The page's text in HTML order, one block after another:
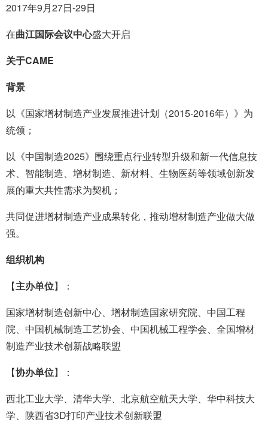
2017年9月27日-29日
在曲江国际会议中心盛大开启
关于CAME
背景
以《国家增材制造产业发展推进计划（2015-2016年）》为
统领；
以《中国制造2025》围绕重点行业转型升级和新一代信息技
术、智能制造、增材制造、新材料、生物医药等领域创新发
展的重大共性需求为契机；
共同促进增材制造产业成果转化，推动增材制造产业做大做
强。
组织机构
【主办单位】：
国家增材制造创新中心、增材制造国家研究院、中国工程
院、中国机械制造工艺协会、中国机械工程学会、全国增材
制造产业技术创新战略联盟
【协办单位】：
西北工业大学、清华大学、北京航空航天大学、华中科技大
学、陕西省3D打印产业技术创新联盟